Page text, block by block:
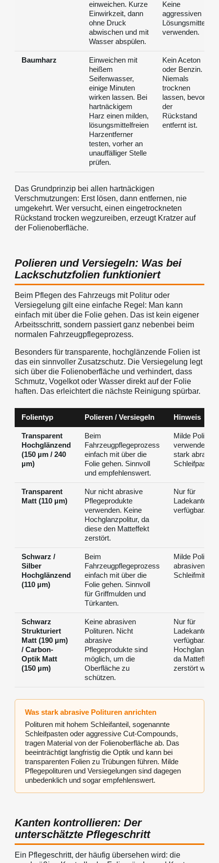
einweichen. Kurze
Einwirkzeit, dann
ohne Druck
abwischen und mit
Wasser abspülen.
Keine
aggressiven
Lösungsmittel
verwenden.
Baumharz
Einweichen mit
heißem
Seifenwasser,
einige Minuten
wirken lassen. Bei
hartnäckigem
Harz einen milden,
lösungsmittelfreien
Harzentferner
testen, vorher an
unauffälliger Stelle
prüfen.
Kein Aceton
oder Benzin.
Niemals
trocknen
lassen, bevor
der
Rückstand
entfernt ist.
Das Grundprinzip bei allen hartnäckigen
Verschmutzungen: Erst lösen, dann entfernen, nie
umgekehrt. Wer versucht, einen eingetrockneten
Rückstand trocken wegzureiben, erzeugt Kratzer auf
der Folienoberfläche.
Polieren und Versiegeln: Was bei
Lackschutzfolien funktioniert
Beim Pflegen des Fahrzeugs mit Politur oder
Versiegelung gilt eine einfache Regel: Man kann
einfach mit über die Folie gehen. Das ist kein eigener
Arbeitsschritt, sondern passiert ganz nebenbei beim
normalen Fahrzeugpflegeprozess.
Besonders für transparente, hochglänzende Folien ist
das ein sinnvoller Zusatzschutz. Die Versiegelung legt
sich über die Folienoberfläche und verhindert, dass
Schmutz, Vogelkot oder Wasser direkt auf der Folie
haften. Das erleichtert die nächste Reinigung spürbar.
Folientyp Polieren / Versiegeln Hinweis
Transparent
Hochglänzend
(150 µm / 240
µm)
Beim
Fahrzeugpflegeprozess
einfach mit über die
Folie gehen. Sinnvoll
und empfehlenswert.
Milde Politur
verwenden.
stark
Schleifpasten.
Transparent
Matt (110 µm)
Nur nicht abrasive
Pflegeprodukte
verwenden. Keine
Hochglanzpolitur, da
diese den Matteffekt
zerstört.
Nur für
verfügbar.
Schwarz /
Silber
Hochglänzend
(110 µm)
Beim
Fahrzeugpflegeprozess
einfach mit über die
Folie gehen. Sinnvoll
für Griffmulden und
Türkanten.
Milde Politur.
abrasiven
Schleifmittel.
Schwarz
Strukturiert
Matt (190 µm)
/ Carbon-
Optik Matt
(150 µm)
Keine abrasiven
Polituren. Nicht
abrasive
Pflegeprodukte sind
möglich, um die
Oberfläche zu
schützen.
Nur für
verfügbar.
da Matteffekt
zerstört wird.
Was stark abrasive Polituren anrichten
Polituren mit hohem Schleifanteil, sogenannte
Schleifpasten oder aggressive Cut-Compounds,
tragen Material von der Folienoberfläche ab. Das
beeinträchtigt langfristig die Optik und kann bei
transparenten Folien zu Trübungen führen. Milde
Pflegepolituren und Versiegelungen sind dagegen
unbedenklich und sogar empfehlenswert.
Kanten kontrollieren: Der
unterschätzte Pflegeschritt
Ein Pflegeschritt, der häufig übersehen wird: die